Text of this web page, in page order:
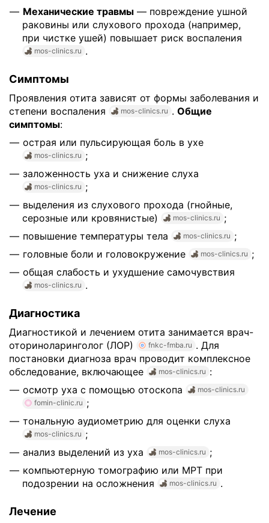
Механические травмы — повреждение ушной
раковины или слухового прохода (например,
при чистке ушей) повышает риск воспаления
mos-clinics.ru .
Симптомы
Проявления отита зависят от формы заболевания и
степени воспаления
mos-clinics.ru . Общие
симптомы:
острая или пульсирующая боль в ухе
mos-clinics.ru ;
заложенность уха и снижение слуха
mos-clinics.ru ;
выделения из слухового прохода (гнойные,
серозные или кровянистые)
mos-clinics.ru ;
повышение температуры тела
mos-clinics.ru ;
головные боли и головокружение
mos-clinics.ru ;
общая слабость и ухудшение самочувствия
mos-clinics.ru .
Диагностика
Диагностикой и лечением отита занимается врач-
оториноларинголог (ЛОР)
fnkc-fmba.ru . Для
постановки диагноза врач проводит комплексное
обследование, включающее
mos-clinics.ru :
осмотр уха с помощью отоскопа
mos-clinics.ru
fomin-clinic.ru ;
тональную аудиометрию для оценки слуха
mos-clinics.ru ;
анализ выделений из уха
mos-clinics.ru ;
компьютерную томографию или МРТ при
подозрении на осложнения
mos-clinics.ru .
Лечение